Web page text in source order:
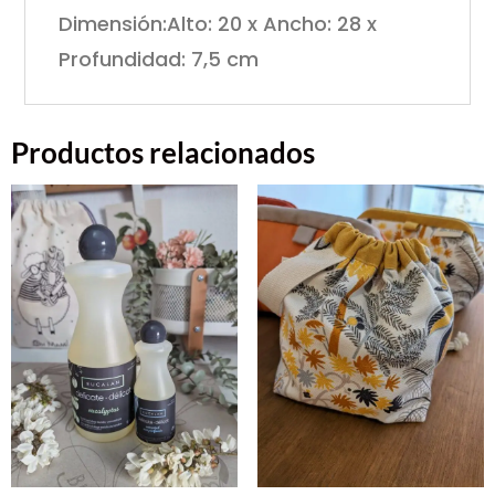
Dimensión:Alto: 20 x Ancho: 28 x
Profundidad: 7,5 cm
Productos relacionados